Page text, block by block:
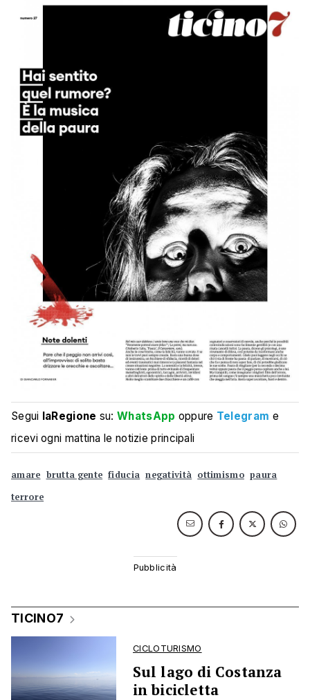
Segui laRegione su:WhatsApp oppure Telegram e
ricevi ogni mattina le notizie principali
amare brutta gente fiducia negatività ottimismo paura
terrore
TICINO7
CICLOTURISMO
Sul lago di Costanza
in bicicletta